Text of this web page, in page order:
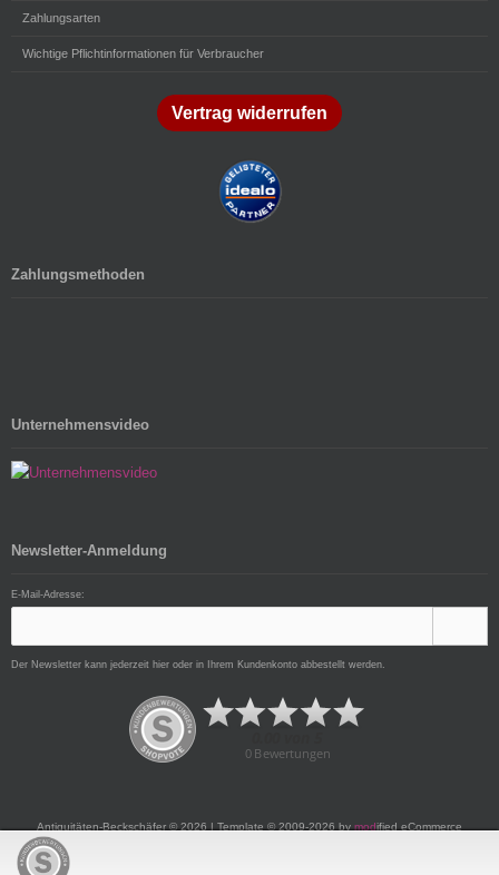
Zahlungsarten
Wichtige Pflichtinformationen für Verbraucher
Vertrag widerrufen
Zahlungsmethoden
Unternehmensvideo
Newsletter-Anmeldung
E-Mail-Adresse:
Der Newsletter kann jederzeit hier oder in Ihrem Kundenkonto abbestellt werden.
Antiquitäten-Beckschäfer © 2026 | Template © 2009-2026 bymodified eCommerce